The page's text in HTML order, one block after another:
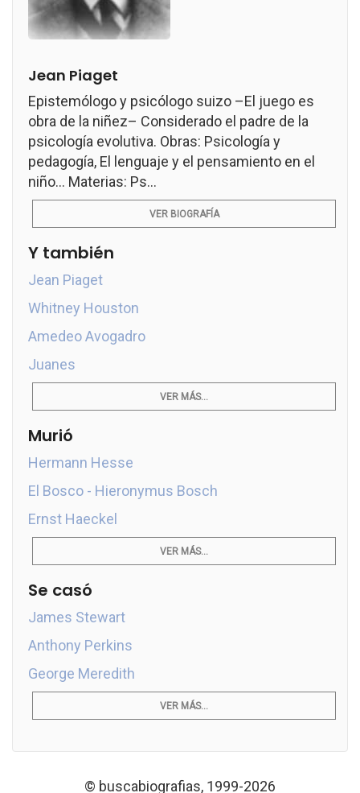
Jean Piaget
Epistemólogo y psicólogo suizo –El juego es
obra de la niñez– Considerado el padre de la
psicología evolutiva. Obras: Psicología y
pedagogía, El lenguaje y el pensamiento en el
niño... Materias: Ps...
VER BIOGRAFÍA
Y también
Jean Piaget
Whitney Houston
Amedeo Avogadro
Juanes
VER MÁS...
Murió
Hermann Hesse
El Bosco - Hieronymus Bosch
Ernst Haeckel
VER MÁS...
Se casó
James Stewart
Anthony Perkins
George Meredith
VER MÁS...
© buscabiografias, 1999-2026